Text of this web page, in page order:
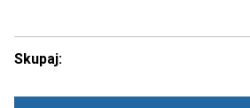
Skupaj: